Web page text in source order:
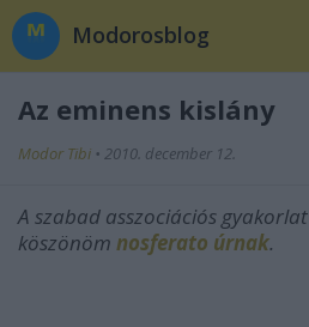
Modorosblog
Az eminens kislány
Modor Tibi • 2010. december 12.
A szabad asszociációs gyakorlat
köszönöm nosferato úrnak.